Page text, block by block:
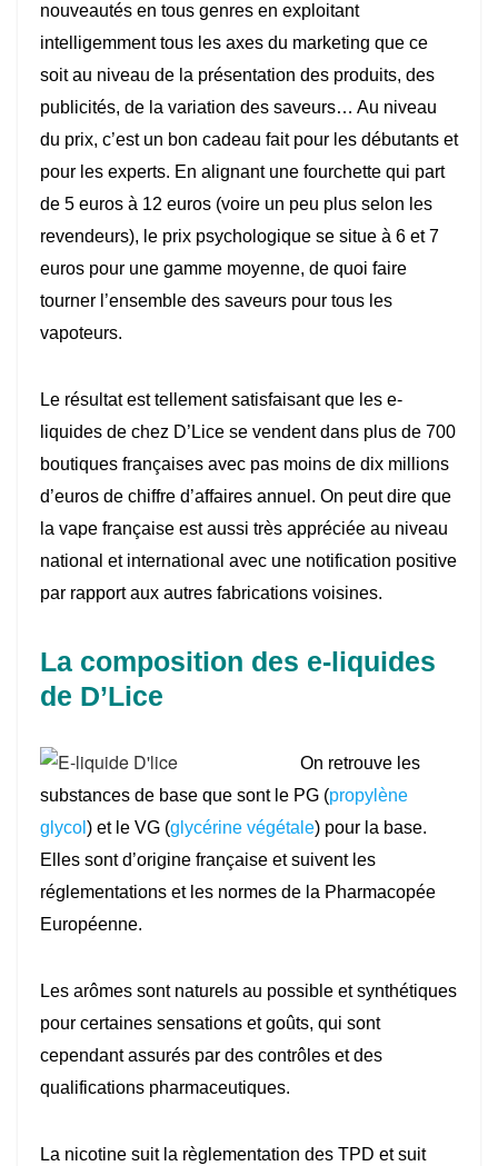
nouveautés en tous genres en exploitant
intelligemment tous les axes du marketing que ce
soit au niveau de la présentation des produits, des
publicités, de la variation des saveurs… Au niveau
du prix, c’est un bon cadeau fait pour les débutants et
pour les experts. En alignant une fourchette qui part
de 5 euros à 12 euros (voire un peu plus selon les
revendeurs), le prix psychologique se situe à 6 et 7
euros pour une gamme moyenne, de quoi faire
tourner l’ensemble des saveurs pour tous les
vapoteurs.
Le résultat est tellement satisfaisant que les e-
liquides de chez D’Lice se vendent dans plus de 700
boutiques françaises avec pas moins de dix millions
d’euros de chiffre d’affaires annuel. On peut dire que
la vape française est aussi très appréciée au niveau
national et international avec une notification positive
par rapport aux autres fabrications voisines.
La composition des e-liquides
de D’Lice
On retrouve les
substances de base que sont le PG (propylène
glycol ) et le VG (glycérine végétale) pour la base.
Elles sont d’origine française et suivent les
réglementations et les normes de la Pharmacopée
Européenne.
Les arômes sont naturels au possible et synthétiques
pour certaines sensations et goûts, qui sont
cependant assurés par des contrôles et des
qualifications pharmaceutiques.
La nicotine suit la règlementation des TPD et suit